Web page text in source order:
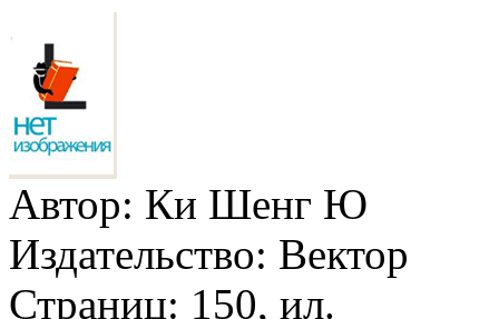
Автор: Ки Шенг Ю
Издательство: Вектор
Страниц: 150, ил.